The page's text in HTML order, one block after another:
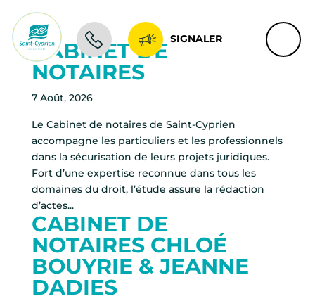
SIGNALER
CABINET DE
NOTAIRES
7 Août, 2026
Le Cabinet de notaires de Saint-Cyprien
accompagne les particuliers et les professionnels
dans la sécurisation de leurs projets juridiques.
Fort d’une expertise reconnue dans tous les
domaines du droit, l’étude assure la rédaction
d’actes...
CABINET DE
NOTAIRES CHLOÉ
BOUYRIE & JEANNE
DADIES